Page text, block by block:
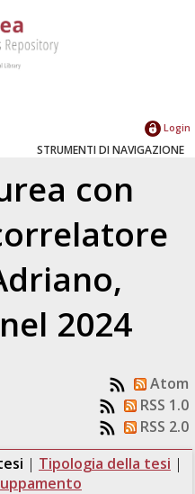
Login
STRUMENTI DI NAVIGAZIONE
con
,
2024
Atom
RSS 1.0
RSS 2.0
| Tipologia della tesi |